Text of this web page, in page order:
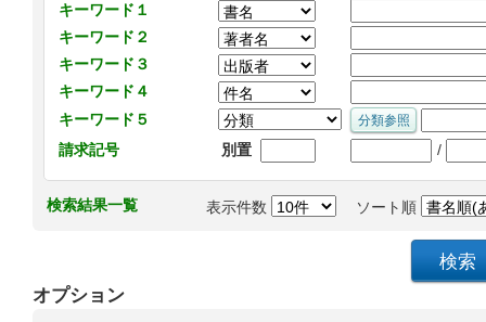
キーワード１
キーワード２
キーワード３
キーワード４
キーワード５
請求記号
別置 /
検索結果一覧 表示件数 ソート順
オプション